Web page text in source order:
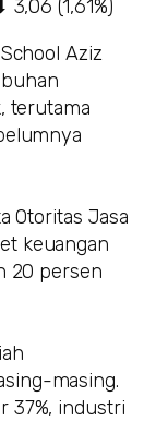
(1,61%)
Aziz
terutama
Otoritas Jasa
keuangan
20 persen
masing.
37%, industri